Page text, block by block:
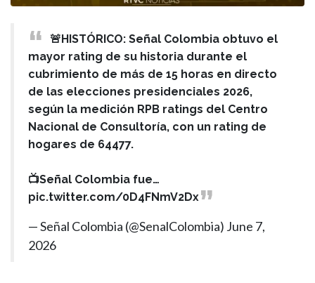
🚨HISTÓRICO: Señal Colombia obtuvo el
mayor rating de su historia durante el
cubrimiento de más de 15 horas en directo
de las elecciones presidenciales 2026,
según la medición RPB ratings del Centro
Nacional de Consultoría, con un rating de
hogares de 64477.
📺Señal Colombia fue…
pic.twitter.com/0D4FNmV2Dx
— Señal Colombia (@SenalColombia) June 7,
2026